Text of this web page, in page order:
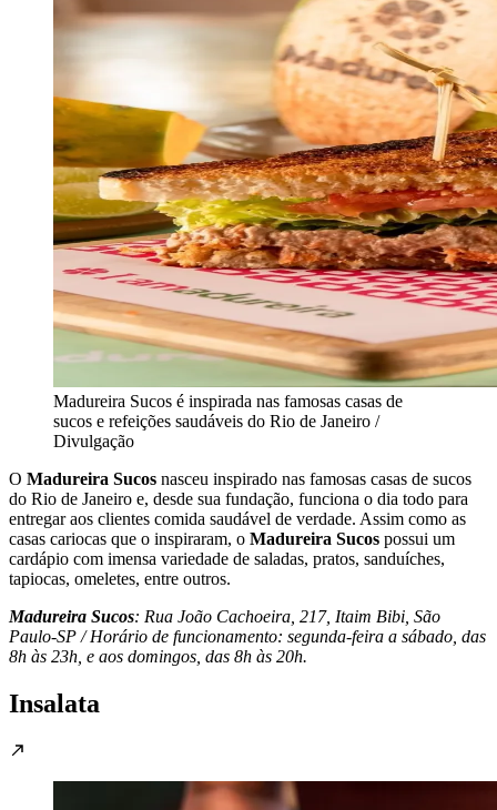
Madureira Sucos é inspirada nas famosas casas de
sucos e refeições saudáveis do Rio de Janeiro /
Divulgação
O Madureira Sucos nasceu inspirado nas famosas casas de sucos
do Rio de Janeiro e, desde sua fundação, funciona o dia todo para
entregar aos clientes comida saudável de verdade. Assim como as
casas cariocas que o inspiraram, o Madureira Sucos possui um
cardápio com imensa variedade de saladas, pratos, sanduíches,
tapiocas, omeletes, entre outros.
Madureira Sucos: Rua João Cachoeira, 217, Itaim Bibi, São
Paulo-SP / Horário de funcionamento: segunda-feira a sábado, das
8h às 23h, e aos domingos, das 8h às 20h.
Insalata